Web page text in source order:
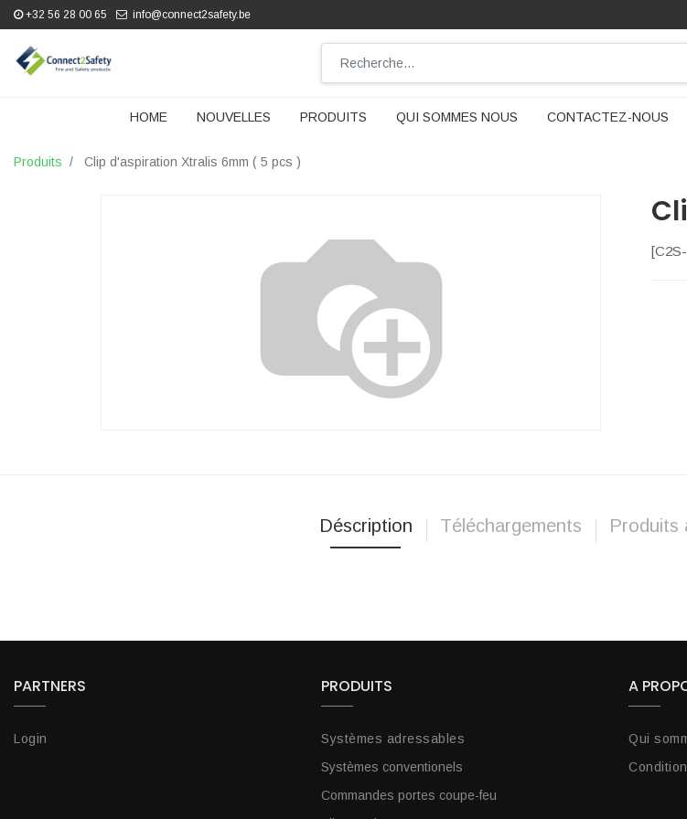
+32 56 28 00 65 info@connect2safety.be
HOME NOUVELLES PRODUITS QUI SOMMES NOUS CONTACTEZ-NOUS
Produits Clip d'aspiration Xtralis 6mm ( 5 pcs )
[
Déscription Téléchargements Produits
PARTNERS
Login
PRODUITS
Systèmes adressables
Systèmes conventionels
Commandes portes coupe-feu
A
Qui